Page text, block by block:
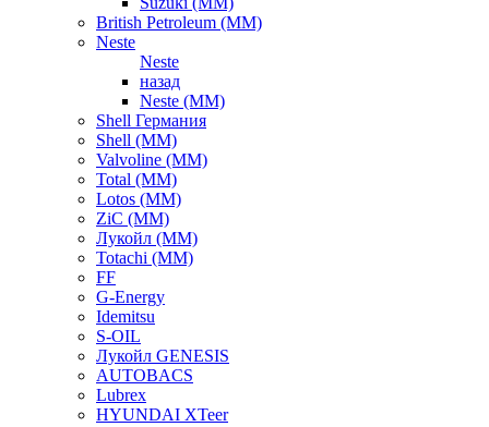
British Petroleum (ММ)
Neste
Neste
назад
Neste (ММ)
Shell Германия
Shell (ММ)
Valvoline (ММ)
Total (ММ)
Lotos (ММ)
ZiC (ММ)
Лукойл (ММ)
Totachi (MM)
FF
G-Energy
Idemitsu
S-OIL
Лукойл GENESIS
AUTOBACS
Lubrex
HYUNDAI XTeer